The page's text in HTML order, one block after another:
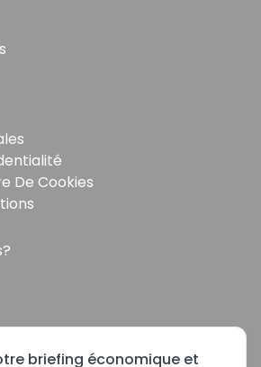
De Cookies
briefing économique et